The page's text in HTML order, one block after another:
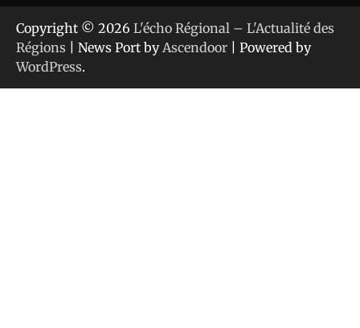
Copyright © 2026 L'écho Régional – L'Actualité des
Régions | News Port by Ascendoor | Powered by
WordPress.